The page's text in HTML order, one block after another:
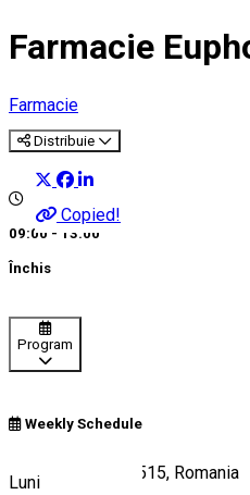
Farmacie
Farmacie
Distribuie
Copied!
09:00 - 13:00
Închis
Program
Weekly Schedule
Luni
158 Tomești 707515, Romania